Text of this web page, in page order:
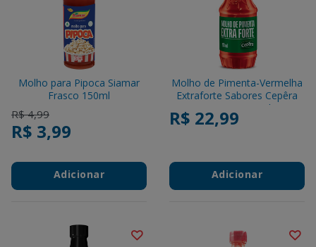
Molho para Pipoca Siamar
Frasco 150ml
Price reduced from
R$ 4,99to
R$ 3,99
Adicionar
Molho de Pimenta-Vermelha
Extraforte Sabores Cepêra
Squeeze 270ml
R$ 22,99
Adicionar